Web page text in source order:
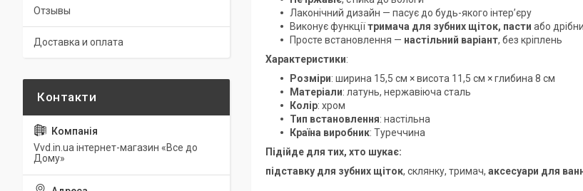
Лаконічний дизайн — пасує до будь-якого інтер’єру
Виконує функціїтримача для зубних щіток, пасти або
Просте встановлення — настільний варіант, без кріплень
Характеристики:
Розміри: ширина 15,5 см × висота 11,5 см × глибина 8 см
Матеріали: латунь, нержавіюча сталь
Колір: хром
Тип встановлення: настільна
Країна виробник: Туреччина
Підійде для тих, хто шукає:
підставку для зубних щіток, склянку, тримач, аксесуари для
Отзывы
Доставка и оплата
Vvd.in.ua інтернет-магазин «Все до
Дому»